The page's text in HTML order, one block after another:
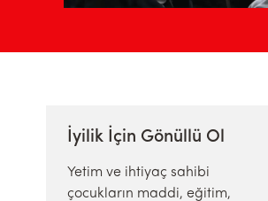
İyilik İçin Gönüllü Ol
Yetim ve ihtiyaç sahibi
çocukların maddi, eğitim,